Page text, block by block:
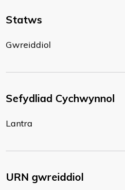
Statws
Gwreiddiol
Sefydliad Cychwynnol
Lantra
URN gwreiddiol